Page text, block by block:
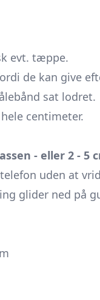
evt. tæppe.
de kan give
sat lodret.
centimeter.
- eller 2 - 5
uden at
glider ned på